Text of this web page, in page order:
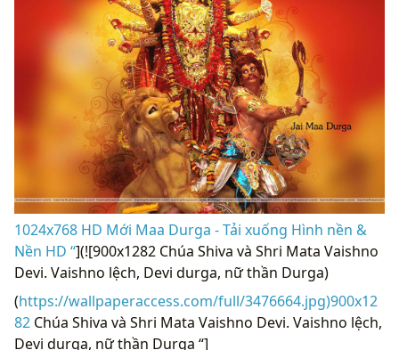
1024x768 HD Mới Maa Durga - Tải xuống Hình nền &
Nền HD “](![900x1282 Chúa Shiva và Shri Mata Vaishno
Devi. Vaishno lệch, Devi durga, nữ thần Durga)
(https://wallpaperaccess.com/full/3476664.jpg)900x12
82 Chúa Shiva và Shri Mata Vaishno Devi. Vaishno lệch,
Devi durga, nữ thần Durga “]